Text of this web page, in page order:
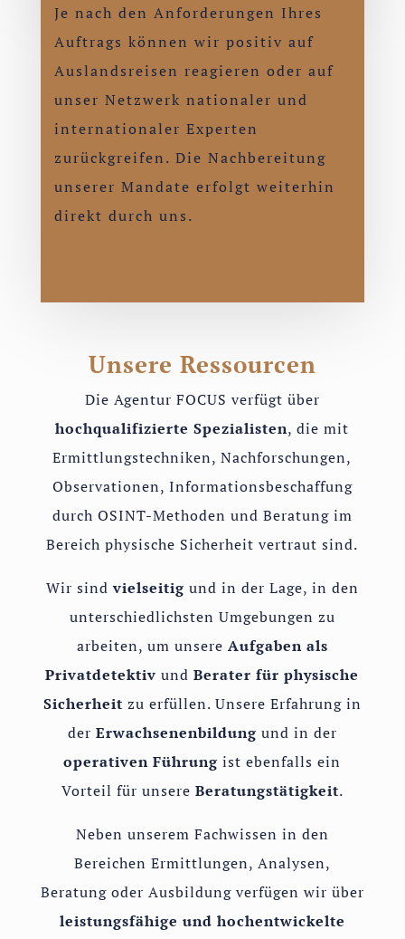
Je nach den Anforderungen Ihres
Auftrags können wir positiv auf
Auslandsreisen reagieren oder auf
unser Netzwerk nationaler und
internationaler Experten
zurückgreifen. Die Nachbereitung
unserer Mandate erfolgt weiterhin
direkt durch uns.
Unsere Ressourcen
Die Agentur FOCUS verfügt über
hochqualifizierte Spezialisten, die mit
Ermittlungstechniken, Nachforschungen,
Observationen, Informationsbeschaffung
durch OSINT-Methoden und Beratung im
Bereich physische Sicherheit vertraut sind.
Wir sindvielseitigund in der Lage, in den
unterschiedlichsten Umgebungen zu
arbeiten, um unsere Aufgaben als
Privatdetektiv undBerater für physische
Sicherheit zu erfüllen. Unsere Erfahrung in
der Erwachsenenbildungund in der
operativen Führung ist ebenfalls ein
Vorteil für unsere Beratungstätigkeit.
Neben unserem Fachwissen in den
Bereichen Ermittlungen, Analysen,
Beratung oder Ausbildung verfügen wir über
leistungsfähige und hochentwickelte